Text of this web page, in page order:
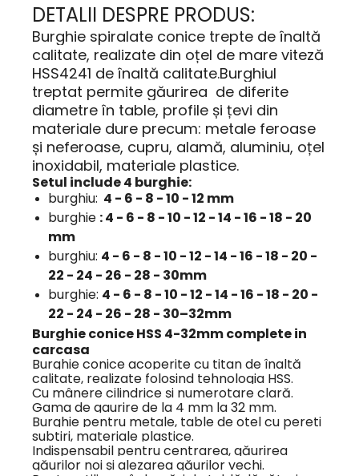
DETALII DESPRE PRODUS:
Burghie spiralate conice trepte de înaltă
calitate, realizate din oțel de mare viteză
HSS4241 de înaltă calitate.Burghiul
treptat permite găurirea de diferite
diametre în table, profile și țevi din
materiale dure precum: metale feroase
și neferoase, cupru, alamă, aluminiu, oțel
inoxidabil, materiale plastice.
Setul include 4 burghie:
burghiu: 4 - 6 - 8 - 10 - 12 mm
burghie : 4 - 6 - 8 - 10 - 12 - 14 - 16 - 18 - 20
mm
burghiu: 4 - 6 - 8 - 10 - 12 - 14 - 16 - 18 - 20 -
22 - 24 - 26 - 28 - 30mm
burghie: 4 - 6 - 8 - 10 - 12 - 14 - 16 - 18 - 20 -
22 - 24 - 26 - 28 - 30–32mm
Burghie conice HSS 4-32mm complete in
carcasa
Burghie conice acoperite cu titan de înaltă
calitate, realizate folosind tehnologia HSS.
Cu mânere cilindrice și numerotare clară.
Gama de gaurire de la 4 mm la 32 mm.
Burghie pentru metale, table de otel cu pereti
subtiri, materiale plastice.
Indispensabil pentru centrarea, găurirea
găurilor noi și alezarea găurilor vechi.